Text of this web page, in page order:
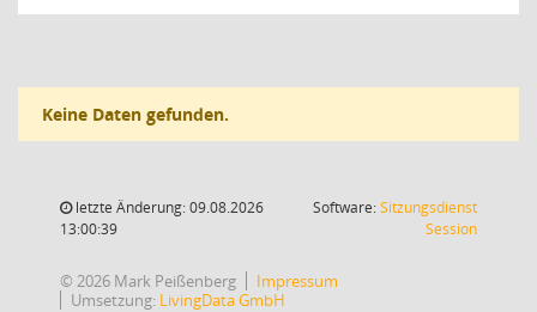
Keine Daten gefunden.
letzte Änderung: 09.08.2026
13:00:39
Software:Sitzungsdienst
Session(Wird in
© 2026 Mark Peißenberg
Impressum
Umsetzung: LivingData GmbH